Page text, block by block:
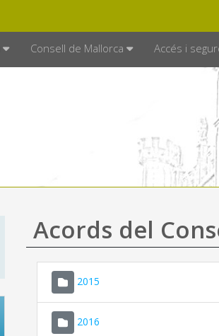
Consell de Mallorca Accés i
Acords del
2015
2016